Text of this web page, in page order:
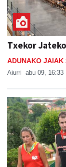
Txekor
ADUNAKO JAIAK
Aiurri abu 09, 16:33